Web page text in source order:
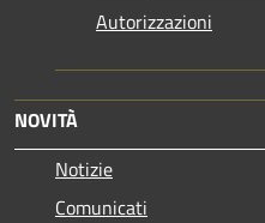
Autorizzazioni
NOVITÀ
Notizie
Comunicati